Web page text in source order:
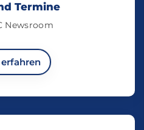
Termine
Newsroom